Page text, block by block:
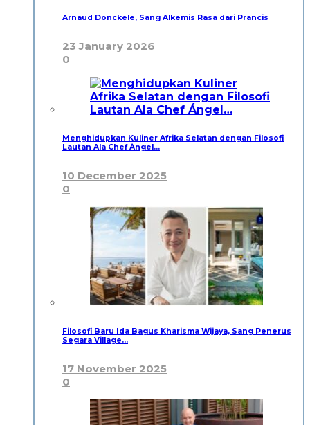
Arnaud Donckele, Sang Alkemis Rasa dari Prancis
23 January 2026
0
Menghidupkan Kuliner Afrika Selatan dengan Filosofi
Lautan Ala Chef Ángel…
10 December 2025
0
Filosofi Baru Ida Bagus Kharisma Wijaya, Sang Penerus
Segara Village…
17 November 2025
0